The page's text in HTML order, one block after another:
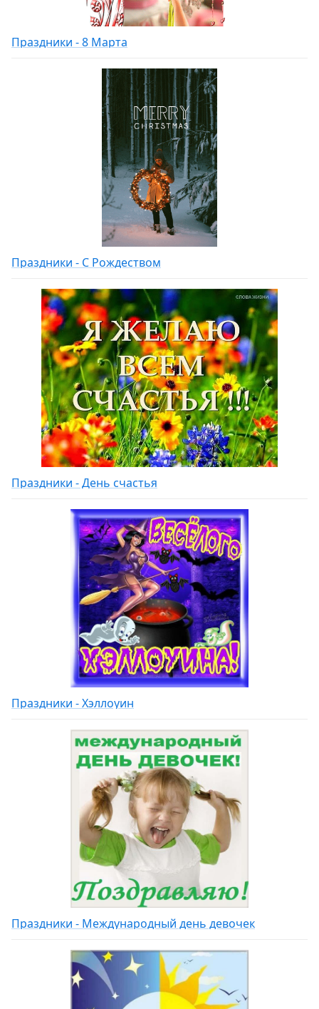
Праздники - 8 Марта
Праздники - С Рождеством
Праздники - День счастья
Праздники - Хэллоуин
Праздники - Международный день девочек